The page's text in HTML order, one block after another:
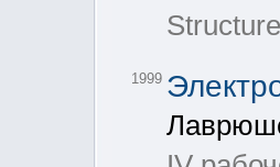
Structure
1999